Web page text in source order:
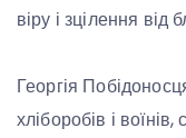
віру і зцілення від
Георгія
хліборобів і